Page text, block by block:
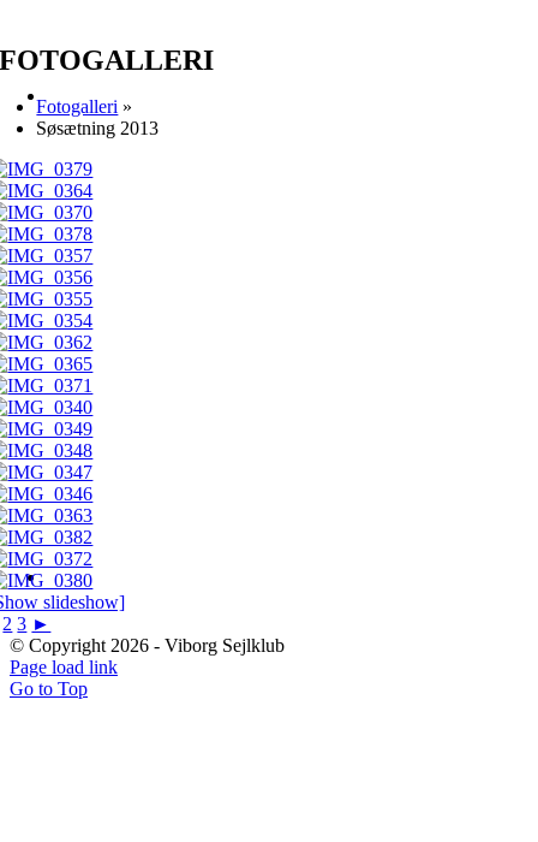
FOTOGALLERI
Fotogalleri »
Søsætning 2013
slideshow]
2 3 ►
© Copyright 2026 - Viborg Sejlklub
Page load link
Go to Top